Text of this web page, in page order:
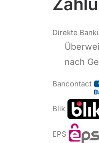
Direkte
nach
Bancontact
Blik
EPS